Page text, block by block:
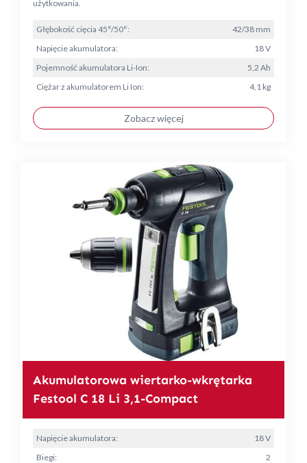
użytkowania.
Głębokość cięcia 45°/50°:
42/38 mm
Napięcie akumulatora:
18 V
Pojemność akumulatora Li-Ion:
5,2 Ah
Ciężar z akumulatorem Li Ion:
4,1 kg
Zobacz więcej
Akumulatorowa wiertarko-wkrętarka
Festool C 18 Li 3,1-Compact
Napięcie akumulatora:
18 V
Biegi:
2